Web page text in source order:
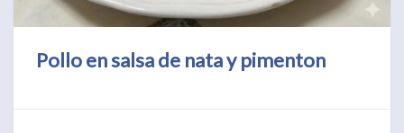
Pollo en salsa de nata y pimenton